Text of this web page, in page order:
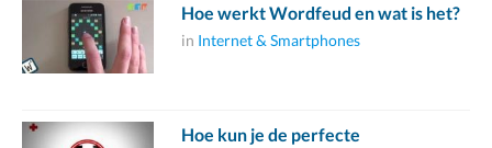
Hoe werkt Wordfeud en wat is het?
in Internet & Smartphones
Hoe kun je de perfecte